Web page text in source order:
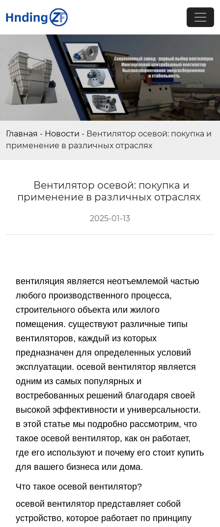
Главная - Новости - Вентилятор осевой: покупка и
применение в различных отраслях
Вентилятор осевой: покупка и
применение в различных отраслях
2025-01-13
вентиляция является неотъемлемой частью
любого производственного процесса,
строительного объекта или жилого
помещения. существуют различные типы
вентиляторов, каждый из которых
предназначен для определенных условий
эксплуатации. осевой вентилятор является
одним из самых популярных и
востребованных решений благодаря своей
высокой эффективности и универсальности.
в этой статье мы подробно рассмотрим, что
такое осевой вентилятор, как он работает,
где его используют и почему его стоит купить
для вашего бизнеса или дома.
Что такое осевой вентилятор?
осевой вентилятор представляет собой
устройство, которое работает по принципу